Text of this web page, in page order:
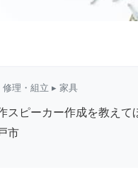
修理・組立 ▸ 家具
スピーカー作成を教えて
市